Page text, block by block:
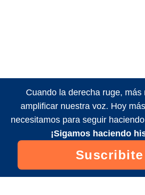
Cuando la derecha ruge, más
amplificar nuestra voz. Hoy
necesitamos para seguir
¡Sigamos haciendo
Suscribite